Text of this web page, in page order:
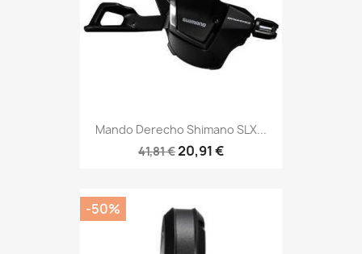
Mando Derecho Shimano SLX...
41,81 €20,91 €
-50%